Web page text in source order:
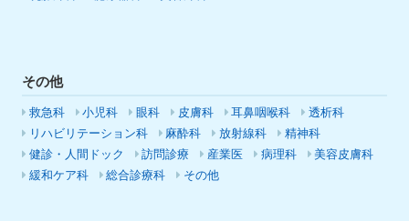
その他
救急科 小児科 眼科 皮膚科 耳鼻咽喉科
透析科
リハビリテーション科
麻酔科 放射線科
精神科
健診・人間ドック
訪問診療 産業医 病理科
美容皮膚科
緩和ケア科
総合診療科 その他